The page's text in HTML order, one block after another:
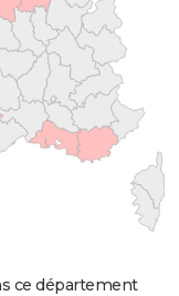
ce département